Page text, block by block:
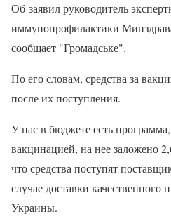
Об заявил руководитель
иммунопрофилактики
сообщает "Громадське".
По его словам, средства за
после их поступления.
У нас в бюджете есть программа,
вакцинацией, на нее заложено
что средства поступят
случае доставки качественного
Украины.